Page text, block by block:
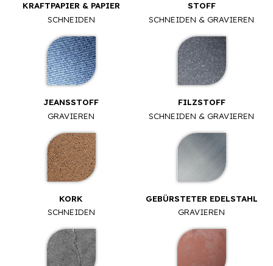
KRAFTPAPIER & PAPIER
SCHNEIDEN
STOFF
SCHNEIDEN & GRAVIEREN
JEANSSTOFF
GRAVIEREN
FILZSTOFF
SCHNEIDEN & GRAVIEREN
KORK
SCHNEIDEN
GEBÜRSTETER EDELSTAHL
GRAVIEREN